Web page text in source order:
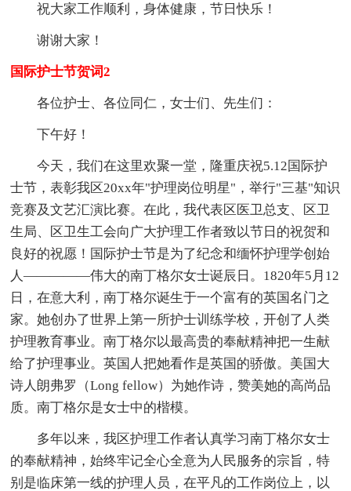
祝大家工作顺利，身体健康，节日快乐！
谢谢大家！
国际护士节贺词2
各位护士、各位同仁，女士们、先生们：
下午好！
今天，我们在这里欢聚一堂，隆重庆祝5.12国际护
士节，表彰我区20xx年"护理岗位明星"，举行"三基"知识
竞赛及文艺汇演比赛。在此，我代表区医卫总支、区卫
生局、区卫生工会向广大护理工作者致以节日的祝贺和
良好的祝愿！国际护士节是为了纪念和缅怀护理学创始
人—————伟大的南丁格尔女士诞辰日。1820年5月12
日，在意大利，南丁格尔诞生于一个富有的英国名门之
家。她创办了世界上第一所护士训练学校，开创了人类
护理教育事业。南丁格尔以最高贵的奉献精神把一生献
给了护理事业。英国人把她看作是英国的骄傲。美国大
诗人朗弗罗（Long fellow）为她作诗，赞美她的高尚品
质。南丁格尔是女士中的楷模。
多年以来，我区护理工作者认真学习南丁格尔女士
的奉献精神，始终牢记全心全意为人民服务的宗旨，特
别是临床第一线的护理人员，在平凡的工作岗位上，以